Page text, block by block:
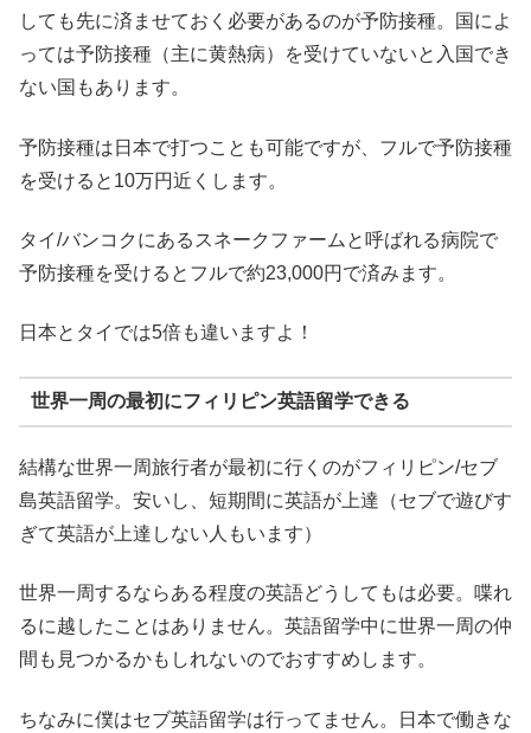
しても先に済ませておく必要があるのが予防接種。国によ
っては予防接種（主に黄熱病）を受けていないと入国でき
ない国もあります。
予防接種は日本で打つことも可能ですが、フルで予防接種
を受けると10万円近くします。
タイ/バンコクにあるスネークファームと呼ばれる病院で
予防接種を受けるとフルで約23,000円で済みます。
日本とタイでは5倍も違いますよ！
世界一周の最初にフィリピン英語留学できる
結構な世界一周旅行者が最初に行くのがフィリピン/セブ
島英語留学。安いし、短期間に英語が上達（セブで遊びす
ぎて英語が上達しない人もいます）
世界一周するならある程度の英語どうしてもは必要。喋れ
るに越したことはありません。英語留学中に世界一周の仲
間も見つかるかもしれないのでおすすめします。
ちなみに僕はセブ英語留学は行ってません。日本で働きな